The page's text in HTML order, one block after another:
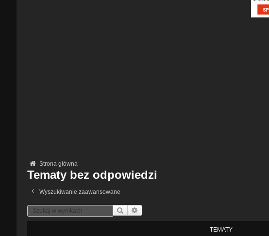
Strona główna
Tematy bez odpowiedzi
Wyszukiwanie zaawansowane
Szukaj
TEMATY